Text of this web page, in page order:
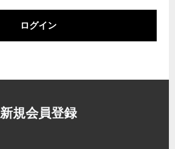
ログイン
新規会員登録